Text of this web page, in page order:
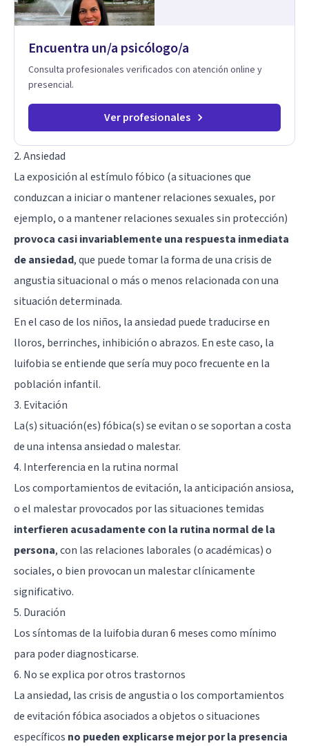
profundos de la experiencia, más allá de lo únicamente
racional.
Encuentra un/a psicólogo/a
Consulta profesionales verificados con atención online y
presencial.
Ver profesionales
2. Ansiedad
La exposición al estímulo fóbico (a situaciones que
conduzcan a iniciar o mantener relaciones sexuales, por
ejemplo, o a mantener relaciones sexuales sin protección)
provoca casi invariablemente una respuesta inmediata
de ansiedad, que puede tomar la forma de una crisis de
angustia situacional o más o menos relacionada con una
situación determinada.
En el caso de los niños, la ansiedad puede traducirse en
lloros, berrinches, inhibición o abrazos. En este caso, la
luifobia se entiende que sería muy poco frecuente en la
población infantil.
3. Evitación
La(s) situación(es) fóbica(s) se evitan o se soportan a costa
de una intensa ansiedad o malestar.
4. Interferencia en la rutina normal
Los comportamientos de evitación, la anticipación ansiosa,
o el malestar provocados por las situaciones temidas
interfieren acusadamente con la rutina normal de la
persona, con las relaciones laborales (o académicas) o
sociales, o bien provocan un malestar clínicamente
significativo.
5. Duración
Los síntomas de la luifobia duran 6 meses como mínimo
para poder diagnosticarse.
6. No se explica por otros trastornos
La ansiedad, las crisis de angustia o los comportamientos
de evitación fóbica asociados a objetos o situaciones
específicos no pueden explicarse mejor por la presencia